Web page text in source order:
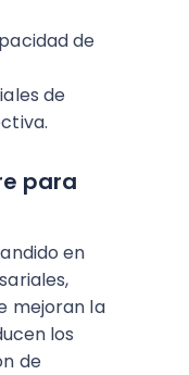
de
de
para
en
mejoran la
los
de